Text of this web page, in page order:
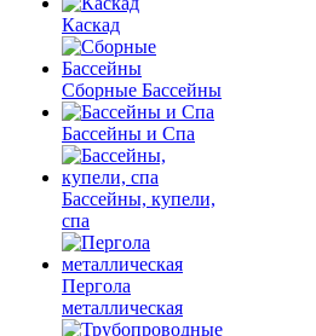
Каскад
Сборные Бассейны
Бассейны и Спа
Бассейны, купели,
спа
Пергола
металлическая